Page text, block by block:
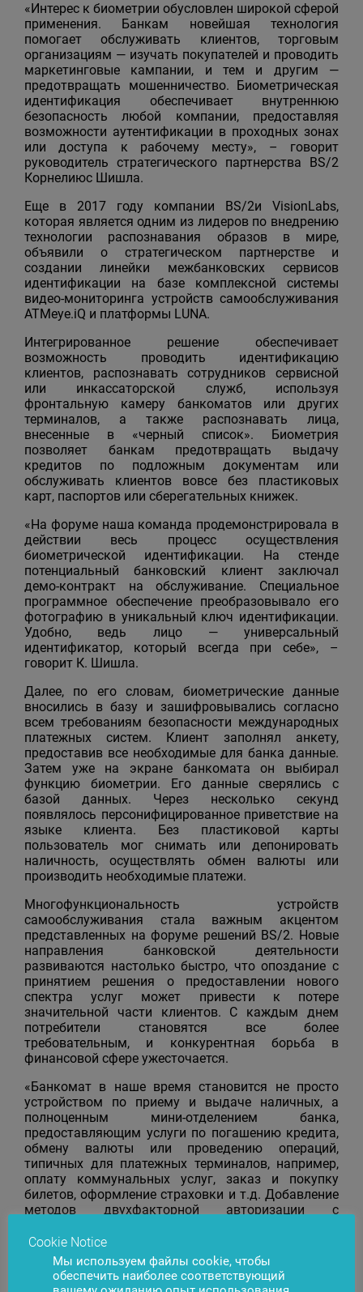
«Интерес к биометрии обусловлен широкой сферой
применения. Банкам новейшая технология
помогает обслуживать клиентов, торговым
организациям — изучать покупателей и проводить
маркетинговые кампании, и тем и другим —
предотвращать мошенничество. Биометрическая
идентификация обеспечивает внутреннюю
безопасность любой компании, предоставляя
возможности аутентификации в проходных зонах
или доступа к рабочему месту», – говорит
руководитель стратегического партнерства BS/2
Корнелиюс Шишла.
Еще в 2017 году компании BS/2и VisionLabs,
которая является одним из лидеров по внедрению
технологии распознавания образов в мире,
объявили о стратегическом партнерстве и
создании линейки межбанковских сервисов
идентификации на базе комплексной системы
видео-мониторинга устройств самообслуживания
ATMeye.iQ и платформы LUNA.
Интегрированное решение обеспечивает
возможность проводить идентификацию
клиентов, распознавать сотрудников сервисной
или инкассаторской служб, используя
фронтальную камеру банкоматов или других
терминалов, а также распознавать лица,
внесенные в «черный список». Биометрия
позволяет банкам предотвращать выдачу
кредитов по подложным документам или
обслуживать клиентов вовсе без пластиковых
карт, паспортов или сберегательных книжек.
«На форуме наша команда продемонстрировала в
действии весь процесс осуществления
биометрической идентификации. На стенде
потенциальный банковский клиент заключал
демо-контракт на обслуживание. Специальное
программное обеспечение преобразовывало его
фотографию в уникальный ключ идентификации.
Удобно, ведь лицо — универсальный
идентификатор, который всегда при себе», –
говорит К. Шишла.
Далее, по его словам, биометрические данные
вносились в базу и зашифровывались согласно
всем требованиям безопасности международных
платежных систем. Клиент заполнял анкету,
предоставив все необходимые для банка данные.
Затем уже на экране банкомата он выбирал
функцию биометрии. Его данные сверялись с
базой данных. Через несколько секунд
появлялось персонифицированное приветствие на
языке клиента. Без пластиковой карты
пользователь мог снимать или депонировать
наличность, осуществлять обмен валюты или
производить необходимые платежи.
Многофункциональность устройств
самообслуживания стала важным акцентом
представленных на форуме решений BS/2. Новые
направления банковской деятельности
развиваются настолько быстро, что опоздание с
принятием решения о предоставлении нового
спектра услуг может привести к потере
значительной части клиентов. С каждым днем
потребители становятся все более
требовательным, и конкурентная борьба в
финансовой сфере ужесточается.
«Банкомат в наше время становится не просто
устройством по приему и выдаче наличных, а
полноценным мини-отделением банка,
предоставляющим услуги по погашению кредита,
обмену валюты или проведению операций,
типичных для платежных терминалов, например,
оплату коммунальных услуг, заказ и покупку
билетов, оформление страховки и т.д. Добавление
методов двухфакторной авторизации с
распознавания лица, позволяет обеспечить
удобство использования и безопасность этого
канала предоставления услуг, – говорит Даниель
Фуксон, руководитель по поддержке бизнеса BS/2,
Cookie Notice
Мы используем файлы cookie, чтобы
обеспечить наиболее соответствующий